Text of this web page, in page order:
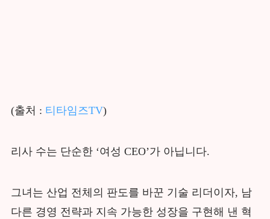
(출처 : 티타임즈TV)
리사 수는 단순한 ‘여성 CEO’가 아닙니다.
그녀는 산업 전체의 판도를 바꾼 기술 리더이자, 남
다른 경영 전략과 지속 가능한 성장을 구현해 낸 혁